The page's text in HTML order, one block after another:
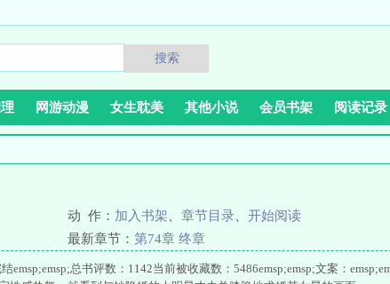
搜索
网游动漫 女生耽美 其他小说 会员书架 阅读记录
动 作： 加入书架 章节目录
开始阅读
最新章节： 第74章 终章
emsp;emsp;总书评数：1142当前被收藏数：5486emsp;emsp;文案：